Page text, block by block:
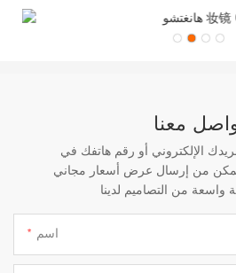
معنا
الإلكتروني أو رقم هاتفك في
من إرسال عرض أسعار مجاني
اسم